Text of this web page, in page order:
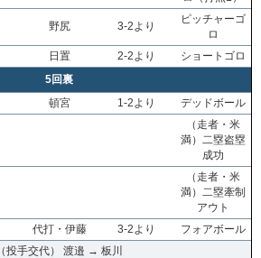
野尻 3-2より
ピッチャーゴ
ロ
日置 2-2より
ショートゴロ
5回裏
頓宮 1-2より デッドボール
（走者・米
満）二塁盗塁
成功
（走者・米
満）二塁牽制
アウト
代打・伊藤 3-2より
フォアボール
（投手交代） 渡邉 → 板川